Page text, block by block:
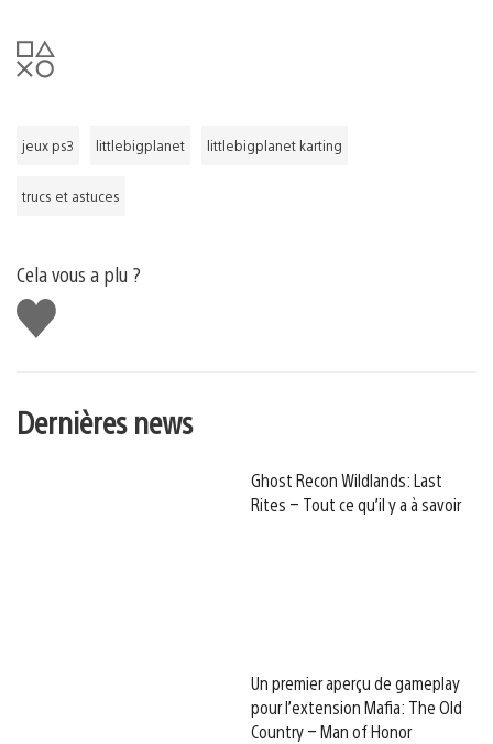
jeux ps3 littlebigplanet littlebigplanet karting
trucs et astuces
Cela vous a plu ?
J'aime
Dernières news
Ghost Recon Wildlands: Last
Rites – Tout ce qu’il y a à savoir
Un premier aperçu de gameplay
pour l’extension Mafia: The Old
Country – Man of Honor